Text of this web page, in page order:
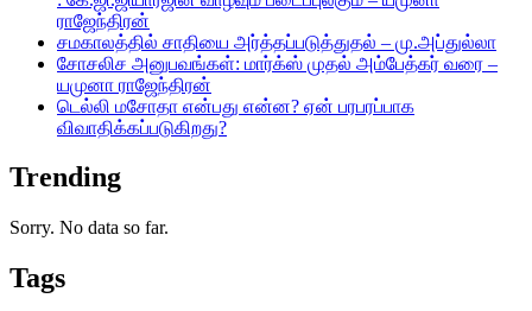
ராஜேந்திரன்
சமகாலத்தில் சாதியை அர்த்தப்படுத்துதல் – மு.அப்துல்லா
சோசலிச அனுபவங்கள்: மார்க்ஸ் முதல் அம்பேத்கர் வரை –
யமுனா ராஜேந்திரன்
டெல்லி மசோதா என்பது என்ன? ஏன் பரபரப்பாக
விவாதிக்கப்படுகிறது?
Trending
Sorry. No data so far.
Tags